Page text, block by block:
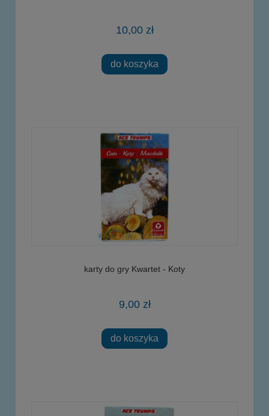
10,00 zł
do koszyka
karty do gry Kwartet - Koty
9,00 zł
do koszyka